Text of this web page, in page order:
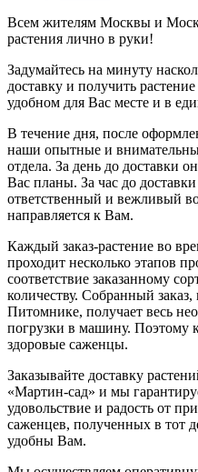
Всем жителям Москвы и
растения лично в руки!
Задумайтесь на минуту
доставку и получить
удобном для Вас месте и в
В течение дня, после
наши опытные и
отдела. За день до доставки
Вас планы. За час до
ответственный и вежливый
направляется к Вам.
Каждый заказ-растение во
проходит несколько этапов
соответствие заказанному
количеству. Собранный
Питомнике, получает весь
погрузки в машину. Поэтому
здоровые саженцы.
Заказывайте доставку
«Мартин-сад» и мы
удовольствие и радость от
саженцев, полученных в тот
удобны Вам.